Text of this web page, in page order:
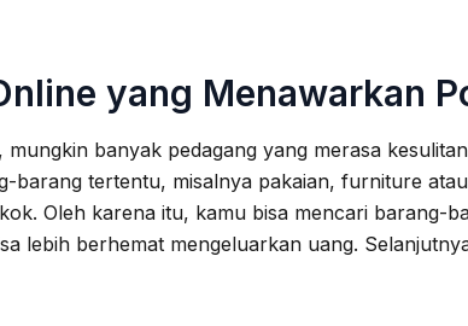
yang Menawarkan
banyak pedagang yang merasa
barang tertentu, misalnya pakaian, furniture
Oleh karena itu, kamu bisa mencari barang-
lebih berhemat mengeluarkan uang.